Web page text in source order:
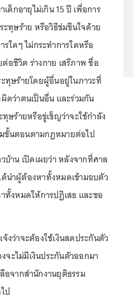
ด็กอายุไม่เกิน 15 ปี เพื่อการ
ทุษร้าย หรือวิธีข่มขืนใจด้วย
ใดๆ ไม่กระทำการใดหรือ
อชีวิต ร่างกาย เสรีภาพ ชื่อ
ทุษร้ายโดยผู้อื่นอยู่ในภาวะที่
ดว่าตนเป็นอื่น และร่วมกัน
ษร้ายหรือขู่เข็ญว่าจะใช้กำลัง
ขั้นตอนตามกฎหมายต่อไป
าน เปิดเผยว่า หลังจากที่ศาล
นำผู้ต้องหาทั้งหมดเข้ามอบตัว
งหมดให้การปฏิเสธ และขอ
งว่าจะต้องใช้เงินสดประกันตัว
ะไม่มีเงินประกันตัวออกมา
จากสำนักงานยุติธรรม
ป